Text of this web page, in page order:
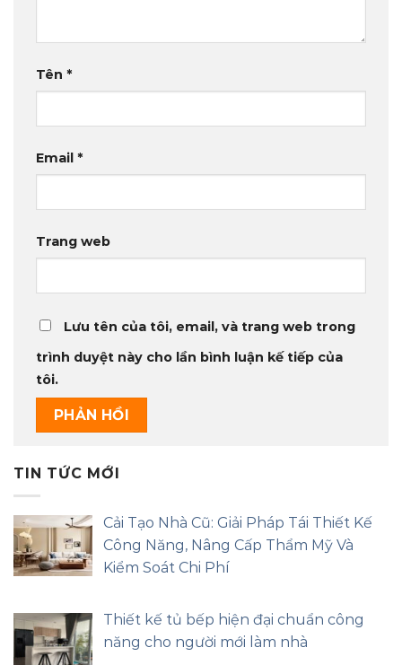
Tên *
Email *
Trang web
Lưu tên của tôi, email, và trang web trong
trình duyệt này cho lần bình luận kế tiếp của
tôi.
TIN TỨC MỚI
Cải Tạo Nhà Cũ: Giải Pháp Tái Thiết Kế
Công Năng, Nâng Cấp Thẩm Mỹ Và
Kiểm Soát Chi Phí
Thiết kế tủ bếp hiện đại chuẩn công
năng cho người mới làm nhà